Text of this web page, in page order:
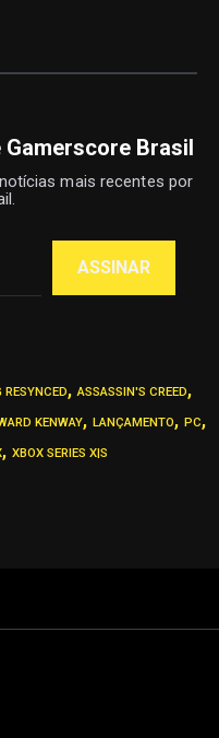
Brasil
mais recentes por
ASSINAR
,ASSASSIN'S CREED,
KENWAY, LANÇAMENTO, PC,
, XBOX SERIES X|S